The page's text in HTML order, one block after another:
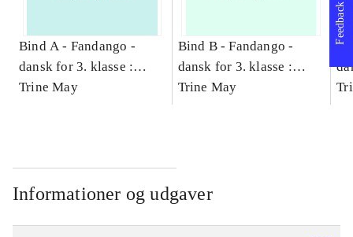
Bind A - Fandango -
dansk for 3. klasse :
grundbog -- Arbejdsbog.
Trine May
Bind B -Fandango -
dansk for 3. klasse :
grundbog -- Arbejdsbog.
Trine May
Informationer og udgaver
Feedback